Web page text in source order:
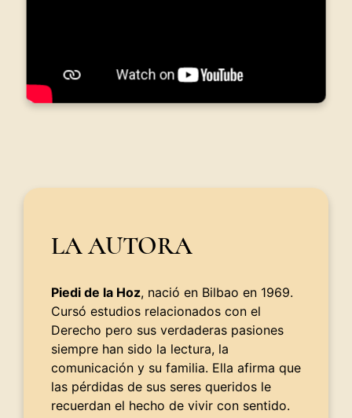
LA AUTORA
Piedi de la Hoz, nació en Bilbao en 1969.
Cursó estudios relacionados con el
Derecho pero sus verdaderas pasiones
siempre han sido la lectura, la
comunicación y su familia. Ella afirma que
las pérdidas de sus seres queridos le
recuerdan el hecho de vivir con sentido.